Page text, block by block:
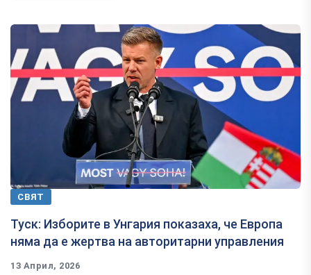
СВЯТ
Туск: Изборите в Унгария показаха, че Европа
няма да е жертва на авторитарни управления
13 Април, 2026